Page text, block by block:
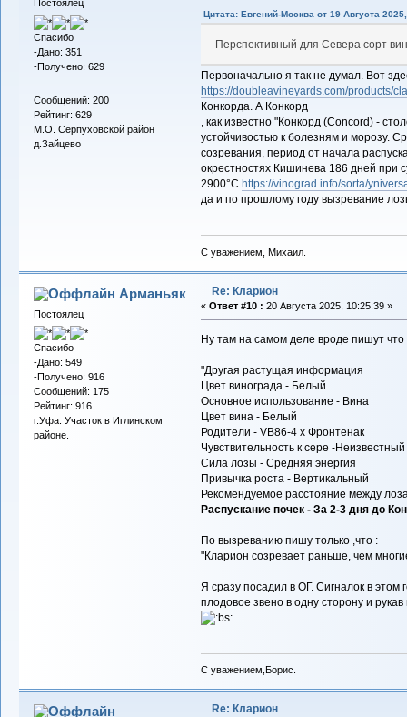
Постоялец
Спасибо
-Дано: 351
-Получено: 629
Сообщений: 200
Рейтинг: 629
М.О. Серпуховской район
д.Зайцево
Цитата: Евгений-Москва от 19 Августа
Перспективный для Севера сорт
Первоначально я так не думал. Вот
https://doubleavineyards.com/products/
Конкорда. А Конкорд
, как известно "Конкорд (Concord) -
устойчивостью к болезням и морозу.
созревания, период от начала
окрестностях Кишинева 186 дней при
2900°С.https://vinograd.info/sorta/
да и по прошлому году вызревание
С уважением, Михаил.
Арманьяк
Постоялец
Спасибо
-Дано: 549
-Получено: 916
Сообщений: 175
Рейтинг: 916
г.Уфа. Участок в Иглинском
районе.
Re: Кларион
« Ответ #10 : 20 Августа 2025, 10:25:39 »
Ну там на самом деле вроде пишут что
"Другая растущая информация
Цвет винограда - Белый
Основное использование - Вина
Цвет вина - Белый
Родители - VB86-4 х Фронтенак
Чувствительность к сере -Неизвестный
Сила лозы - Средняя энергия
Привычка роста - Вертикальный
Рекомендуемое расстояние между
Распускание почек - За 2-3 дня до
По вызреванию пишу только ,что :
"Кларион созревает раньше, чем
Я сразу посадил в ОГ. Сигналок в
плодовое звено в одну сторону и
С уважением,Борис.
Re: Кларион